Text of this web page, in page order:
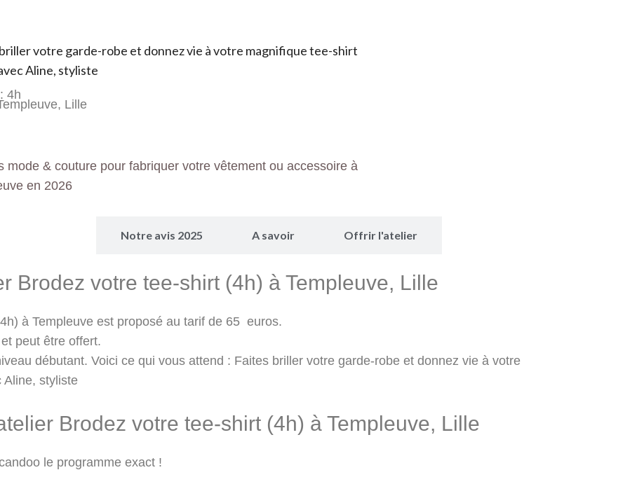
votre garde-robe et donnez vie à votre magnifique tee-shirt
Aline, styliste
4h
Lille
mode & couture pour fabriquer votre vêtement ou accessoire à
en 2026
Notre avis 2025 A savoir Offrir l'atelier
Brodez votre tee-shirt (4h) à Templeuve, Lille
à Templeuve est proposé au tarif de 65 euros.
peut être offert.
débutant. Voici ce qui vous attend : Faites briller votre garde-robe et donnez vie à votre
Aline, styliste
Brodez votre tee-shirt (4h) à Templeuve, Lille
le programme exact !